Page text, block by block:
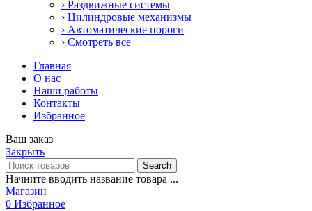
› Раздвижные системы
› Цилиндровые механизмы
› Автоматические пороги
› Смотреть все
Главная
О нас
Наши работы
Контакты
Избранное
Ваш заказ
Закрыть
Search
Начните вводить название товара ...
Магазин
0 Избранное